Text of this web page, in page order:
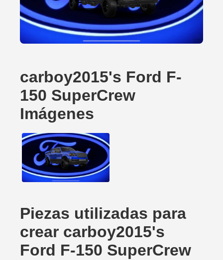
carboy2015's Ford F-
150 SuperCrew
Imágenes
Piezas utilizadas para
crear carboy2015's
Ford F-150 SuperCrew